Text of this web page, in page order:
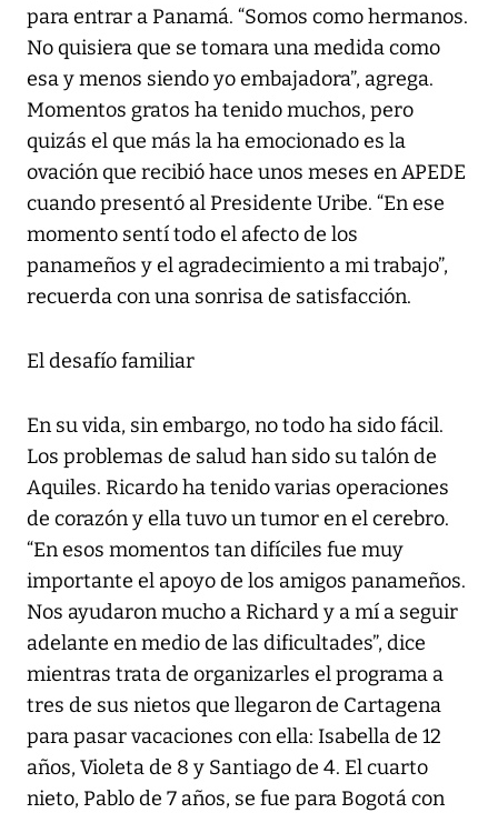
para entrar a Panamá. “Somos como hermanos.
No quisiera que se tomara una medida como
esa y menos siendo yo embajadora”, agrega.
Momentos gratos ha tenido muchos, pero
quizás el que más la ha emocionado es la
ovación que recibió hace unos meses en APEDE
cuando presentó al Presidente Uribe. “En ese
momento sentí todo el afecto de los
panameños y el agradecimiento a mi trabajo”,
recuerda con una sonrisa de satisfacción.
El desafío familiar
En su vida, sin embargo, no todo ha sido fácil.
Los problemas de salud han sido su talón de
Aquiles. Ricardo ha tenido varias operaciones
de corazón y ella tuvo un tumor en el cerebro.
“En esos momentos tan difíciles fue muy
importante el apoyo de los amigos panameños.
Nos ayudaron mucho a Richard y a mí a seguir
adelante en medio de las dificultades”, dice
mientras trata de organizarles el programa a
tres de sus nietos que llegaron de Cartagena
para pasar vacaciones con ella: Isabella de 12
años, Violeta de 8 y Santiago de 4. El cuarto
nieto, Pablo de 7 años, se fue para Bogotá con